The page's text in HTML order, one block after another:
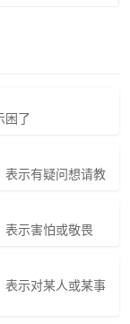
困了
表示有疑问想请教
表示害怕或敬畏
表示对某人或某事